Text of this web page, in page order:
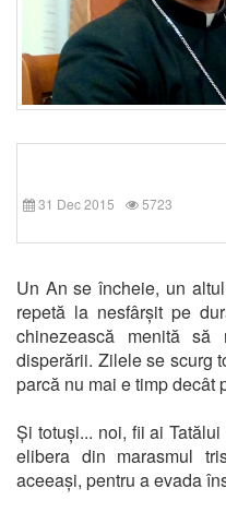
31 Dec 2015 5723
Un An se încheie, un
repetă la nesfârșit pe
chinezească menită
disperării. Zilele se scurg
parcă nu mai e timp decât
Și totuși... noi, fii ai
elibera din marasmul
aceeași, pentru a evada